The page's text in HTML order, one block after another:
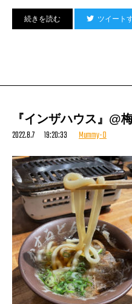
本番直前。
比較的ゆったりした時間が流れてい
インスタなんかやっちゃったりなん
なんかもうおなじみ過ぎちゃって
実家みたいに落ち着く楽屋です
会場はいつも蓼科土産をメンバーに
『おっこと亭』とかのすぐそばで、
長野山梨のほとんど県境に位置する
毎年その辺ぷらぷらしてるわたくし
馴染み深い場所なのであった。
メンバー車は中央道の渋滞で遅れる
一人会場内を、やっぱしぷらぷらす
ツイート
『インザハウス』@
2022.8.7 19:20:33 Mummy-D